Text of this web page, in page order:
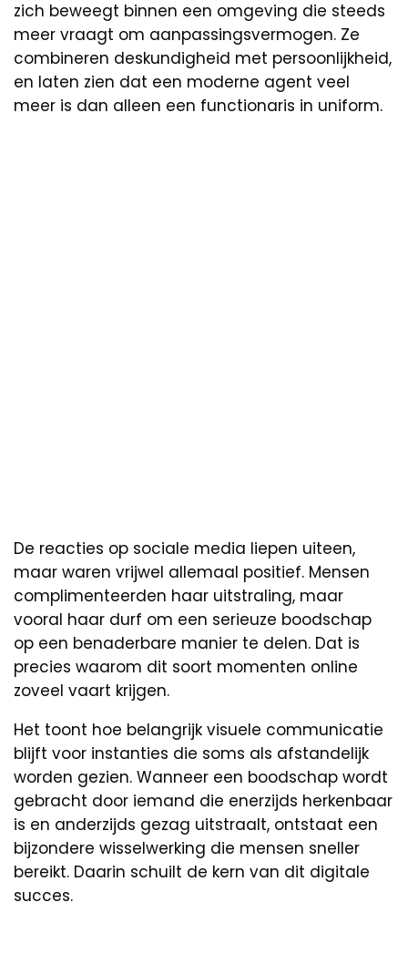
zich beweegt binnen een omgeving die steeds
meer vraagt om aanpassingsvermogen. Ze
combineren deskundigheid met persoonlijkheid,
en laten zien dat een moderne agent veel
meer is dan alleen een functionaris in uniform.
De reacties op sociale media liepen uiteen,
maar waren vrijwel allemaal positief. Mensen
complimenteerden haar uitstraling, maar
vooral haar durf om een serieuze boodschap
op een benaderbare manier te delen. Dat is
precies waarom dit soort momenten online
zoveel vaart krijgen.
Het toont hoe belangrijk visuele communicatie
blijft voor instanties die soms als afstandelijk
worden gezien. Wanneer een boodschap wordt
gebracht door iemand die enerzijds herkenbaar
is en anderzijds gezag uitstraalt, ontstaat een
bijzondere wisselwerking die mensen sneller
bereikt. Daarin schuilt de kern van dit digitale
succes.